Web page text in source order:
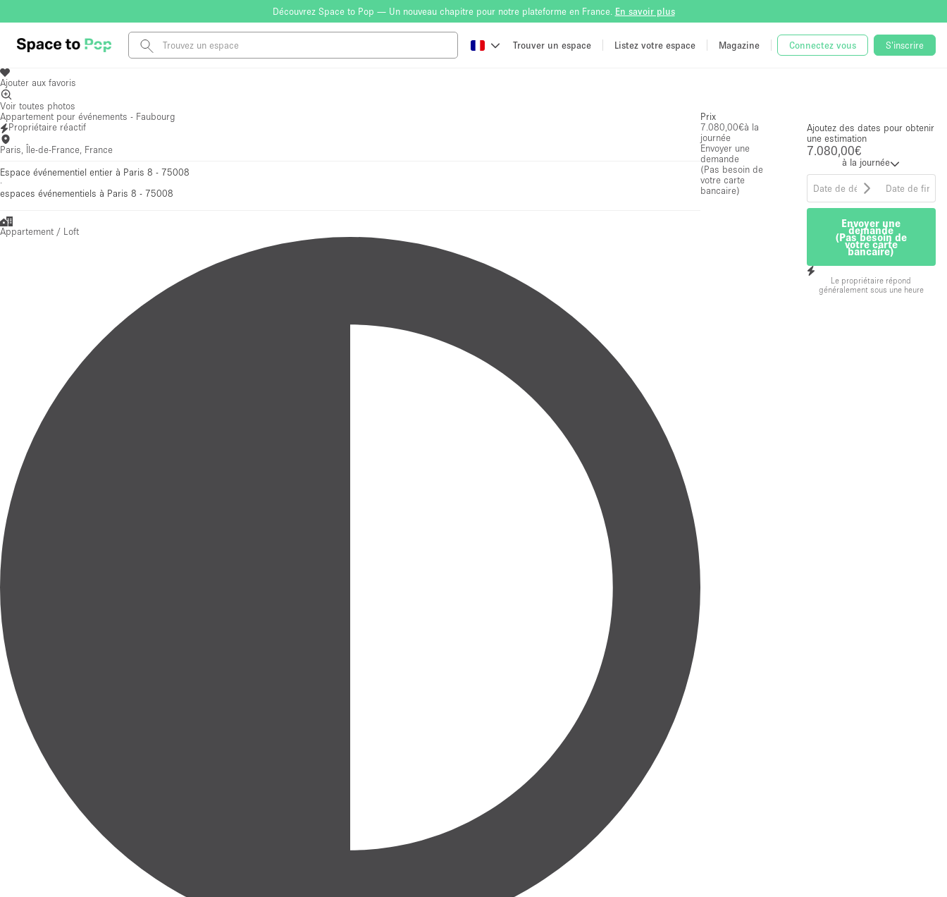
Découvrez Space to Pop — Un nouveau chapitre pour notre plateforme en France. En savoir plus
Trouver un espace Listez votre espace Magazine Connectez vous S'inscrire
Ajouter aux favoris
Voir toutes photos
Ajoutez des dates pour obtenir
une estimation
7.080,00€
à la journée
Envoyer une
demande
(Pas besoin de
votre carte
bancaire)
Le propriétaire répond
généralement sous une heure
Prix
7.080,00€à la
journée
Envoyer une
demande
(Pas besoin de
votre carte
bancaire)
Appartement pour événements - Faubourg
Propriétaire réactif
Paris, Île-de-France, France
Espace événementiel entier à Paris 8 - 75008
·
espaces événementiels à Paris 8 - 75008
Appartement / Loft